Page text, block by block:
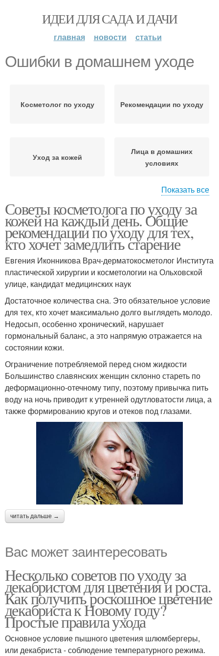
ИДЕИ ДЛЯ САДА И ДАЧИ
главная новости статьи
Ошибки в домашнем уходе
Косметолог по уходу Рекомендации по уходу
Уход за кожей
Лица в домашних
условиях
Советы по уходу Уход за лицом
Показать все
Советы косметолога по уходу за
кожей на каждый день. Общие
рекомендации по уходу для тех,
кто хочет замедлить старение
Евгения Иконникова Врач-дерматокосметолог Института
пластической хирургии и косметологии на Ольховской
улице, кандидат медицинских наук
Достаточное количества сна. Это обязательное условие
для тех, кто хочет максимально долго выглядеть молодо.
Недосып, особенно хронический, нарушает
гормональный баланс, а это напрямую отражается на
состоянии кожи.
Ограничение потребляемой перед сном жидкости
Большинство славянских женщин склонно стареть по
деформационно-отечному типу, поэтому привычка пить
воду на ночь приводит к утренней одутловатости лица, а
также формированию кругов и отеков под глазами.
читать дальше →
Вас может заинтересовать
Несколько советов по уходу за
декабристом для цветения и роста.
Как получить роскошное цветение
декабриста к Новому году?
Простые правила ухода
Основное условие пышного цветения шлюмбергеры,
или декабриста - соблюдение температурного режима.